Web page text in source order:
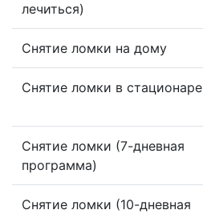
лечиться)
Снятие ломки на дому
Снятие ломки в стационаре
Снятие ломки (7-дневная
программа)
Снятие ломки (10-дневная